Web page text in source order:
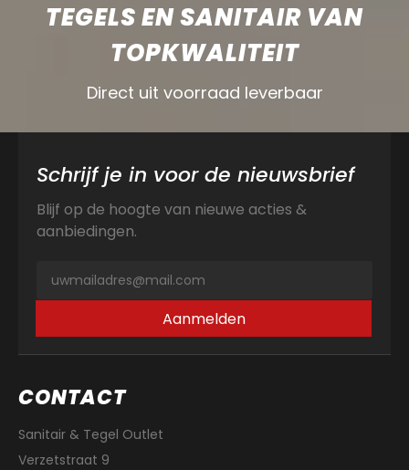
TEGELS EN SANITAIR VAN
TOPKWALITEIT
Direct uit voorraad leverbaar
Schrijf je in voor de nieuwsbrief
Blijf op de hoogte van nieuwe acties &
aanbiedingen.
Aanmelden
CONTACT
Sanitair & Tegel Outlet
Verzetstraat 9